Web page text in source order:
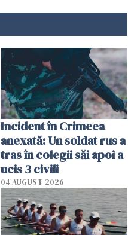
Incident în Crimeea
anexată: Un soldat rus a
tras în colegii săi apoi a
ucis 3 civili
04 AUGUST 2026